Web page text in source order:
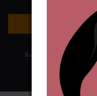
Regulamin sklepu